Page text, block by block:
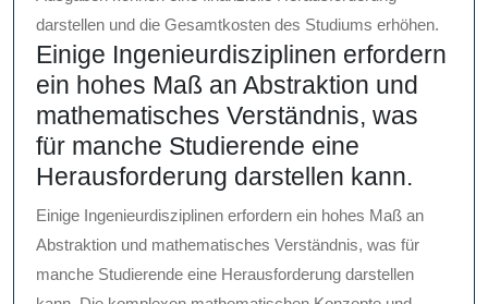
darstellen und die Gesamtkosten des Studiums erhöhen.
Einige Ingenieurdisziplinen erfordern
ein hohes Maß an Abstraktion und
mathematisches Verständnis, was
für manche Studierende eine
Herausforderung darstellen kann.
Einige Ingenieurdisziplinen erfordern ein hohes Maß an
Abstraktion und mathematisches Verständnis, was für
manche Studierende eine Herausforderung darstellen